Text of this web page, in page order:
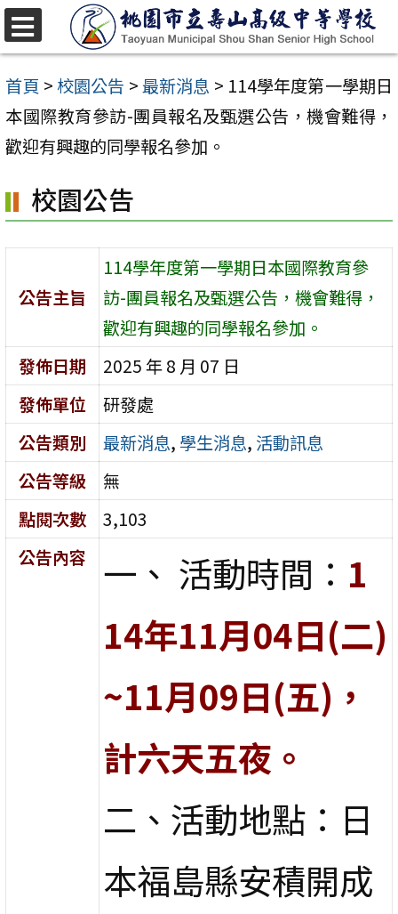
跳
至
主
要
內
區
首頁 >校園公告 >最新消息 > 114學年度第一學期日
本國際教育參訪-團員報名及甄選公告，機會難得，
歡迎有興趣的同學報名參加。
校園公告
公告主旨
114學年度第一學期日本國際教育參
訪-團員報名及甄選公告，機會難得，
歡迎有興趣的同學報名參加。
發佈日期
2025 年 8 月 07 日
發佈單位
研發處
公告類別
最新消息, 學生消息, 活動訊息
公告等級
無
點閱次數
3,103
公告內容
一、 活動時間： 1
14年11月04日(二)
~11月09日(五)，
計六天五夜。
二、活動地點：日
本福島縣安積開成
選
單